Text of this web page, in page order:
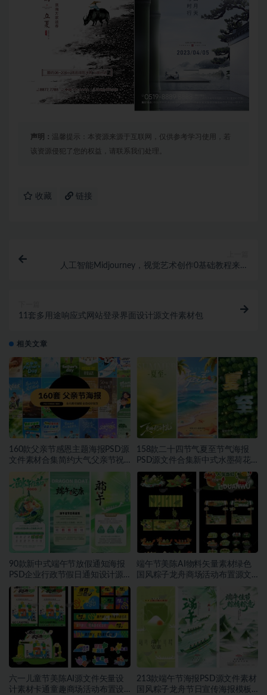
声明： 温馨提示：本资源来源于互联网，仅供参考学习使用，若
该资源侵犯了您的权益，请联系我们处理。
收藏 链接
人工智能Midjourney，视觉艺术创作0基础教程来了
11套多用途响应式网站登录界面设计源文件素材包
相关文章
160款父亲节感恩主题海报PSD源
文件素材合集简约大气父亲节祝
福宣传设计素材~1559期
158款二十四节气夏至节气海报
PSD源文件合集新中式水墨荷花
二十四节气朋友圈宣传模板素材
~1553期
90款新中式端午节放假通知海报
PSD企业行政节假日通知设计源
文件素材~1552期
端午节美陈AI物料矢量素材绿色
国风粽子龙舟商场活动布置源文
件模板素材~1549期
六一儿童节美陈AI源文件矢量设
计素材卡通童趣商场活动布置设
213款端午节海报PSD源文件素材
国风粽子龙舟节日宣传海报模板